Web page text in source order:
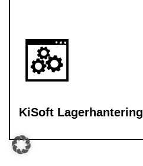
KiSoft Lagerhantering